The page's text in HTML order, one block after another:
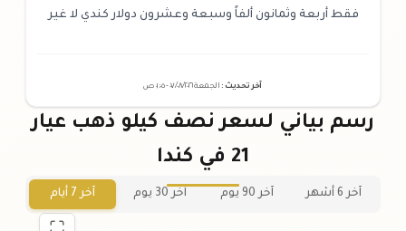
فقط أربعة وثمانون ألفاً وسبعة وعشرون دولار كندي لا غير
آخر تحديث : الجمعة ٠٧ /٠٨/٢٠٢٦ - ٠١:٠٥ ص
رسم بياني لسعر نصف كيلو ذهب عيار
21 في كندا
آخر 6 أشهر آخر 90 يوم آخر 30 يوم آخر 7 أيام